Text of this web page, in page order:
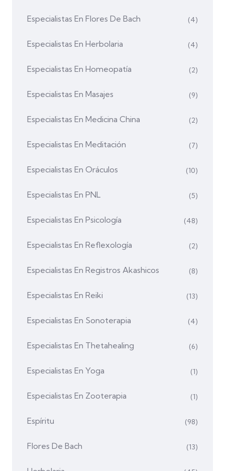
Especialistas En Flores De Bach (4)
Especialistas En Herbolaria (4)
Especialistas En Homeopatía (2)
Especialistas En Masajes (9)
Especialistas En Medicina China (2)
Especialistas En Meditación (7)
Especialistas En Oráculos (10)
Especialistas En PNL (5)
Especialistas En Psicología (48)
Especialistas En Reflexología (2)
Especialistas En Registros Akashicos (8)
Especialistas En Reiki (13)
Especialistas En Sonoterapia (4)
Especialistas En Thetahealing (6)
Especialistas En Yoga (1)
Especialistas En Zooterapia (1)
Espíritu (98)
Flores De Bach (13)